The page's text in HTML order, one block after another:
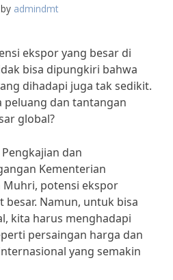
by admindmt
ekspor yang besar di
bisa dipungkiri bahwa
dihadapi juga tak sedikit.
peluang dan tantangan
global?
dan
Kementerian
Muhri, potensi ekspor
besar. Namun, untuk bisa
kita harus menghadapi
persaingan harga dan
yang semakin